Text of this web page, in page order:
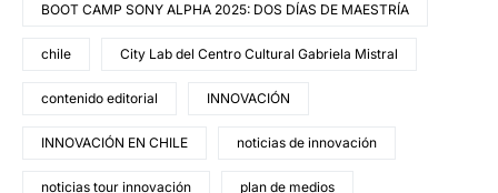
BOOT CAMP SONY ALPHA 2025: DOS DÍAS DE MAESTRÍA
chile City Lab del Centro Cultural Gabriela Mistral
contenido editorial INNOVACIÓN
INNOVACIÓN EN CHILE noticias de innovación
noticias tour innovación plan de medios